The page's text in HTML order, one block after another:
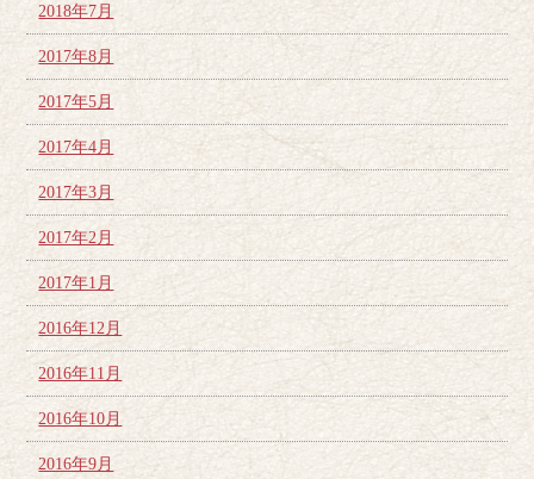
2018年7月
2017年8月
2017年5月
2017年4月
2017年3月
2017年2月
2017年1月
2016年12月
2016年11月
2016年10月
2016年9月